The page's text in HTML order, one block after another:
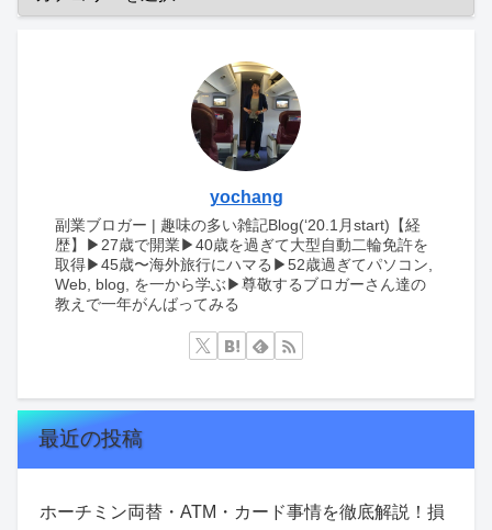
yochang
副業ブロガー | 趣味の多い雑記Blog(‘20.1月start)【経
歴】▶︎27歳で開業▶︎40歳を過ぎて大型自動二輪免許を
取得▶︎45歳〜海外旅行にハマる▶︎52歳過ぎてパソコン,
Web, blog, を一から学ぶ▶︎尊敬するブロガーさん達の
教えで一年がんばってみる
最近の投稿
ホーチミン両替・ATM・カード事情を徹底解説！損